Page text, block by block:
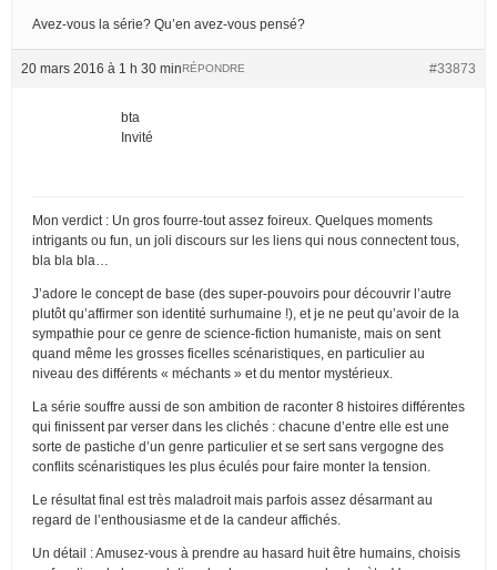
Avez-vous la série? Qu’en avez-vous pensé?
20 mars 2016 à 1 h 30 min #33873
RÉPONDRE
bta
Invité
Mon verdict : Un gros fourre-tout assez foireux. Quelques moments
intrigants ou fun, un joli discours sur les liens qui nous connectent tous,
bla bla bla…
J’adore le concept de base (des super-pouvoirs pour découvrir l’autre
plutôt qu’affirmer son identité surhumaine !), et je ne peut qu’avoir de la
sympathie pour ce genre de science-fiction humaniste, mais on sent
quand même les grosses ficelles scénaristiques, en particulier au
niveau des différents « méchants » et du mentor mystérieux.
La série souffre aussi de son ambition de raconter 8 histoires différentes
qui finissent par verser dans les clichés : chacune d’entre elle est une
sorte de pastiche d’un genre particulier et se sert sans vergogne des
conflits scénaristiques les plus éculés pour faire monter la tension.
Le résultat final est très maladroit mais parfois assez désarmant au
regard de l’enthousiasme et de la candeur affichés.
Un détail : Amusez-vous à prendre au hasard huit être humains, choisis